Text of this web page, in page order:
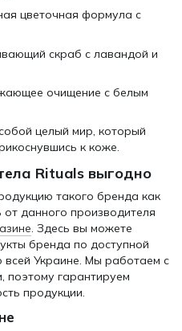
цветочная формула с
скраб с лавандой и
очищение с белым
целый мир, который
к коже.
Rituals выгодно
такого бренда как
от данного производителя
. Здесь вы можете
бренда по доступной
всей Украине. Мы работаем с
поэтому гарантируем
продукции.